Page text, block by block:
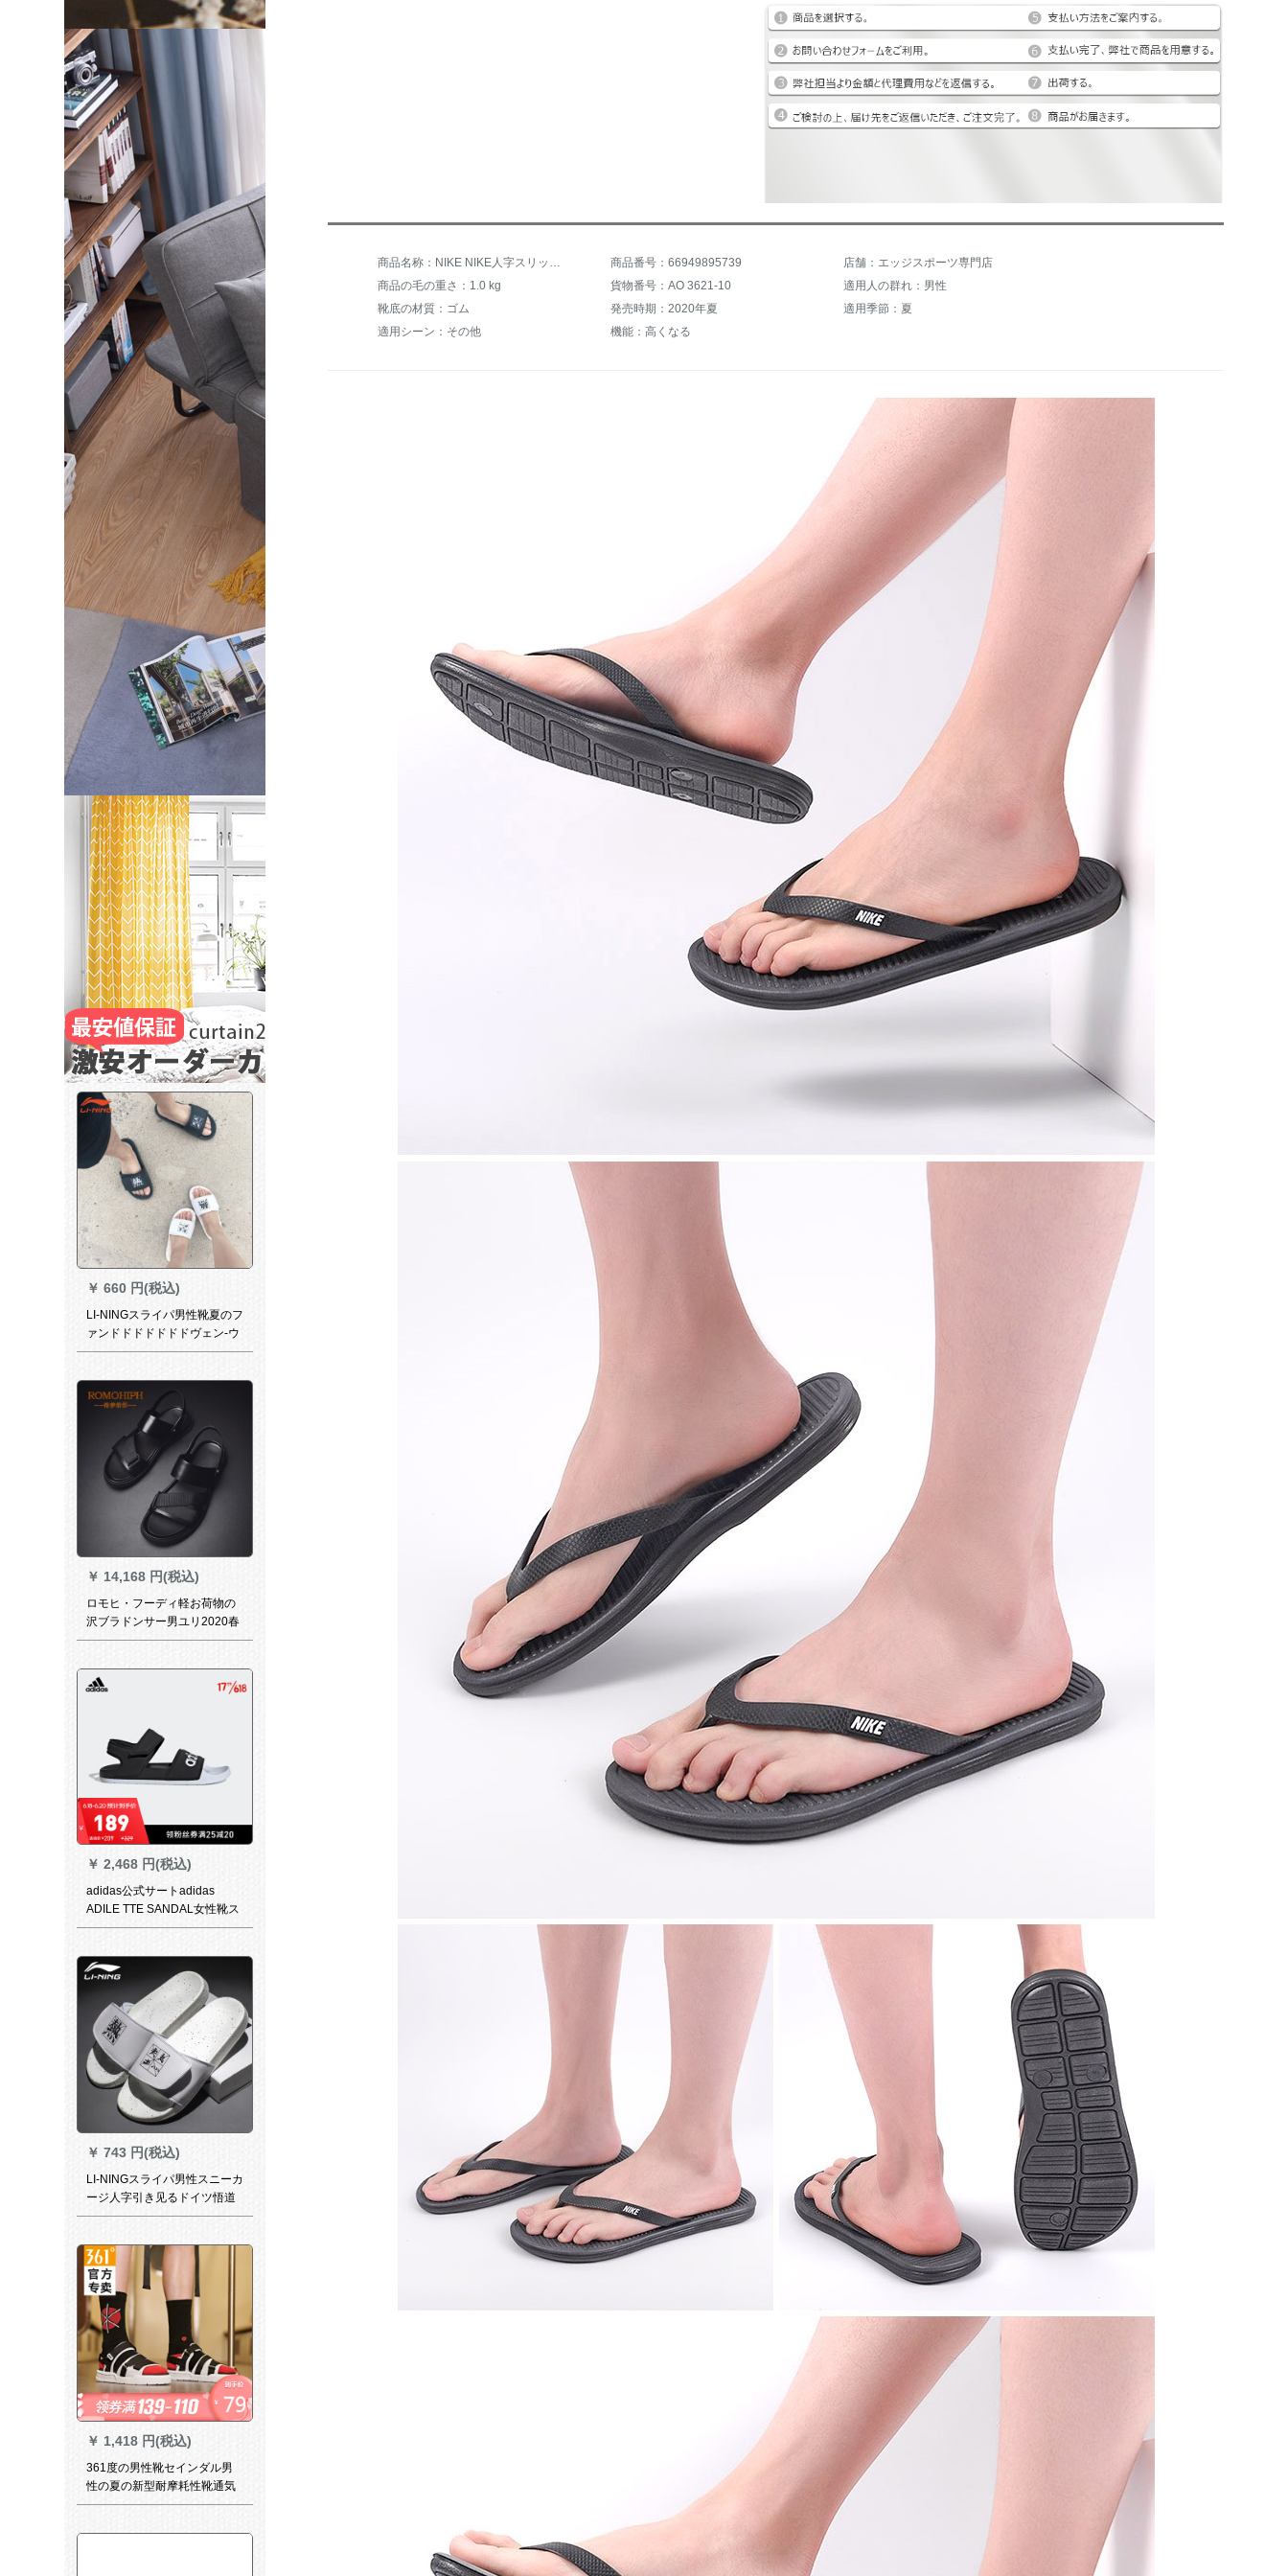
￥ 660 円(税込)
LI-NINGスライパ男性靴夏のフ
ァンドドドドドドドヴェン-ウ
ェル軽便ダンプバークベース
￥ 14,168 円(税込)
ロモヒ・フーディ軽お荷物の
沢ブラドンサー男ユリ2020春
夏新作ファンシー・ロール男
￥ 2,468 円(税込)
adidas公式サートadidas
ADILE TTE SANDAL女性靴ス
イミングスポーツ凉しいスウ
￥ 743 円(税込)
LI-NINGスライパ男性スニーカ
ージ人字引き见るドイツ悟道
サラ屋外滑り止め耐摩耗性白
￥ 1,418 円(税込)
361度の男性靴セインダル男
性の夏の新型耐摩耗性靴通気
性スライダー361度の白/曜石
商品名称：NIKE NIKE人字スリッパ男性2020夏新型軽便カジュアルスリッパビーチ靴涼AO 3621-10/レベルアップホワイト47.5 商品番号：66949895739
店舗：エッジスポーツ専門店
商品の毛の重さ：1.0 kg
貨物番号：AO 3621-10
適用人の群れ：男性
靴底の材質：ゴム
発売時期：2020年夏
適用季節：夏
適用シーン：その他
機能：高くなる